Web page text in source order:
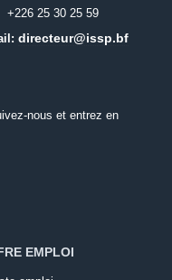
25 30 25 59
directeur@issp.bf
nous et entrez en
EMPLOI